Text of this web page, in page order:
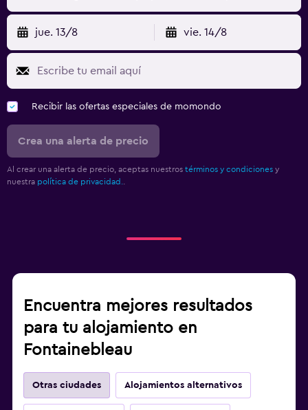
jue. 13/8 vie. 14/8
Recibir las ofertas especiales de momondo
Crea una alerta de precio
Al crear una alerta de precio, aceptas nuestros términos y condiciones y
nuestra política de privacidad.
Encuentra mejores resultados
para tu alojamiento en
Fontainebleau
Otras ciudades Alojamientos alternativos